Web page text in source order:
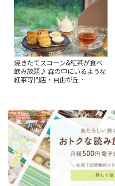
焼きたてスコーン&紅茶が食べ
飲み放題♪ 森の中にいるような
紅茶専門店・自由が丘